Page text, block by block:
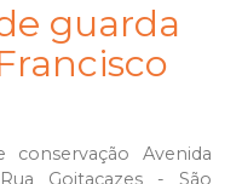
guarda
Avenida
Goitacazes - São